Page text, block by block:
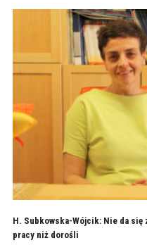
H. Subkowska-Wójcik: Nie da
pracy niż dorośli